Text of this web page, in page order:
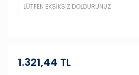
1.321,44 TL